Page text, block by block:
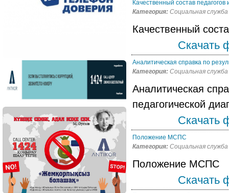
Качественный состав педагогов
Категория: Социальная служба
Качественный
Скачать
Аналитическая справка по
Категория: Социальная служба
Аналитическая
педагогической
Скачать
Положение МСПС
Категория: Социальная служба
Положение МСПС
Скачать